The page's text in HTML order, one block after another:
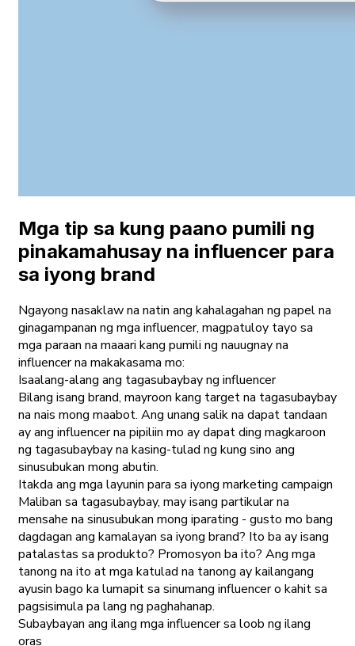
Mga tip sa kung paano pumili ng
pinakamahusay na influencer para
sa iyong brand
Ngayong nasaklaw na natin ang kahalagahan ng papel na
ginagampanan ng mga influencer, magpatuloy tayo sa
mga paraan na maaari kang pumili ng nauugnay na
influencer na makakasama mo:
Isaalang-alang ang tagasubaybay ng influencer
Bilang isang brand, mayroon kang target na tagasubaybay
na nais mong maabot. Ang unang salik na dapat tandaan
ay ang influencer na pipiliin mo ay dapat ding magkaroon
ng tagasubaybay na kasing-tulad ng kung sino ang
sinusubukan mong abutin.
Itakda ang mga layunin para sa iyong marketing campaign
Maliban sa tagasubaybay, may isang partikular na
mensahe na sinusubukan mong iparating - gusto mo bang
dagdagan ang kamalayan sa iyong brand? Ito ba ay isang
patalastas sa produkto? Promosyon ba ito? Ang mga
tanong na ito at mga katulad na tanong ay kailangang
ayusin bago ka lumapit sa sinumang influencer o kahit sa
pagsisimula pa lang ng paghahanap.
Subaybayan ang ilang mga influencer sa loob ng ilang
oras